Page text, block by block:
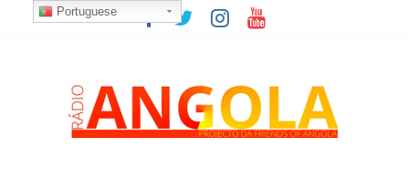
Portuguese